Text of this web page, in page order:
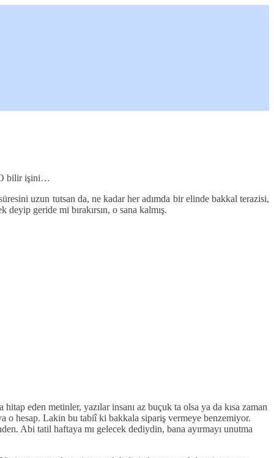
O bilir işini…
uzun tutsan da, ne kadar her adımda bir elinde bakkal terazisi,
geride mi bırakırsın, o sana kalmış.
eden metinler, yazılar insanı az buçuk ta olsa ya da kısa zaman
hesap. Lakin bu tabiî ki bakkala sipariş vermeye benzemiyor.
Abi tatil haftaya mı gelecek dediydin, bana ayırmayı unutma